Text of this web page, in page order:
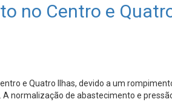
no Centro e
e Quatro Ilhas, devido a um
normalização de abastecimento e